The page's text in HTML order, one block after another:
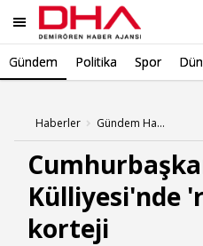
Gündem Politika Spor
Haberler Gündem Haberleri
Külliyesi'nde
korteji